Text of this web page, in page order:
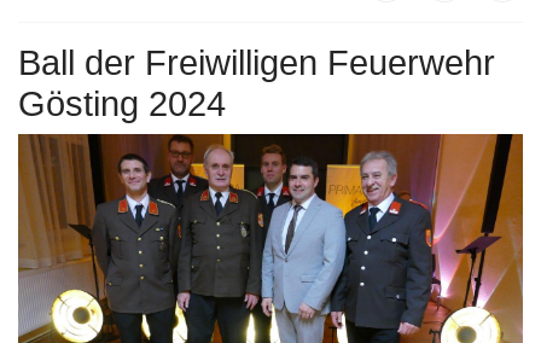
Ball der Freiwilligen Feuerwehr
Gösting 2024